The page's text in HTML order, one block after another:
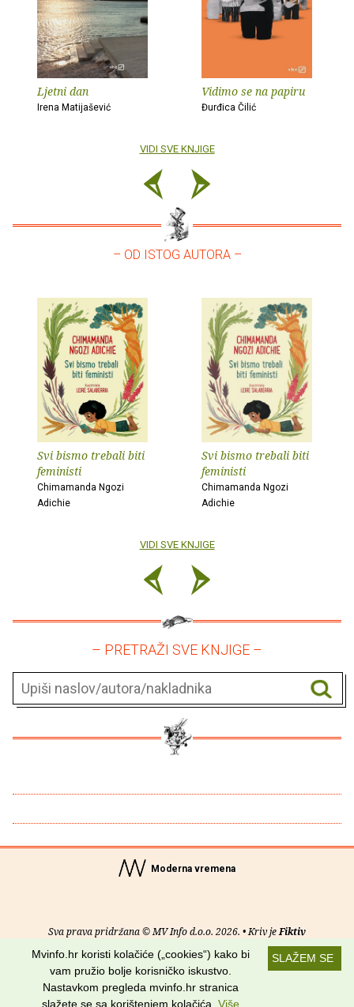
Ljetni dan
Irena Matijašević
Vidimo se na papiru
Đurđica Čilić
VIDI SVE KNJIGE
– OD ISTOG AUTORA –
Svi bismo trebali biti
feministi
Chimamanda Ngozi
Adichie
Svi bismo trebali biti
feministi
Chimamanda Ngozi
Adichie
VIDI SVE KNJIGE
– PRETRAŽI SVE KNJIGE –
Moderna vremena
Sva prava pridržana © MV Info d.o.o. 2026. • Kriv jeFiktiv
O nama• Pomoć• Uvjeti korištenja•RSS kanali
Potraži nas na:
SLAŽEM SE
Mvinfo.hr koristi kolačiće („cookies“) kako bi
vam pružio bolje korisničko iskustvo.
Nastavkom pregleda mvinfo.hr stranica
slažete se sa korištenjem kolačića. Više